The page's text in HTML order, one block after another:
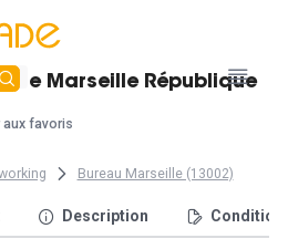
Marseille République
aux favoris
Bureau Marseille (13002)
Description